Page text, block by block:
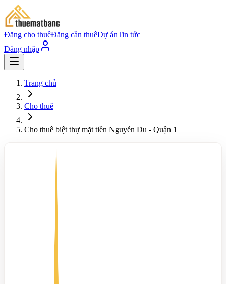
Đăng cho thuêĐăng cần thuêDự ánTin tức
Đăng nhập
Trang chủ
Cho thuê
Cho thuê biệt thự mặt tiền Nguyễn Du - Quận 1